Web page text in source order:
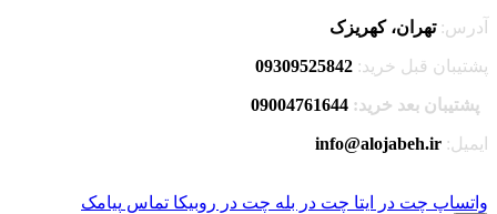
آدرس:تهران، کهریزک
پشتیبان قبل خرید: 09309525842
پشتیبان بعد خرید:
ایمیل: info@alojabeh.ir
واتساپ چت در ایتا چت در بله چت در روبیکا تماس پیامک